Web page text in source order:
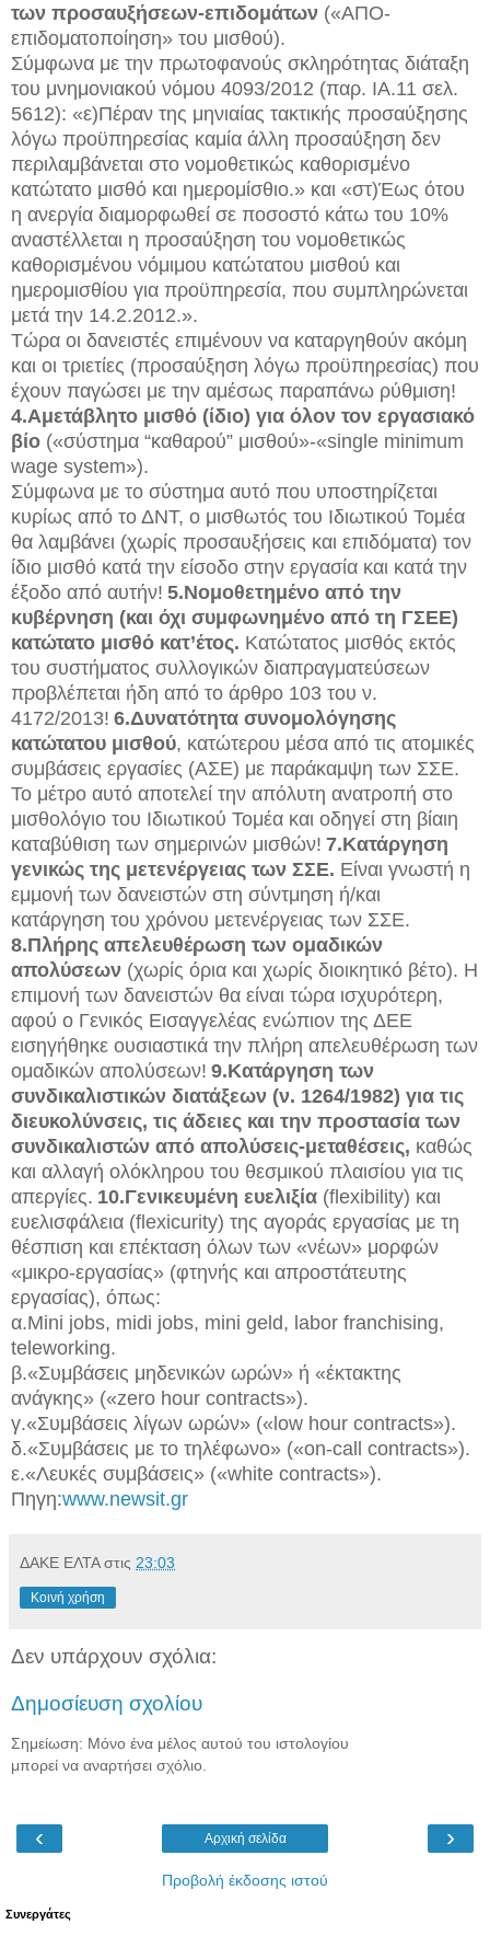
των προσαυξήσεων-επιδομάτων («ΑΠΟ-
επιδοματοποίηση» του μισθού).
Σύμφωνα με την πρωτοφανούς σκληρότητας διάταξη
του μνημονιακού νόμου 4093/2012 (παρ. ΙΑ.11 σελ.
5612): «ε)Πέραν της μηνιαίας τακτικής προσαύξησης
λόγω προϋπηρεσίας καμία άλλη προσαύξηση δεν
περιλαμβάνεται στο νομοθετικώς καθορισμένο
κατώτατο μισθό και ημερομίσθιο.» και «στ)Έως ότου
η ανεργία διαμορφωθεί σε ποσοστό κάτω του 10%
αναστέλλεται η προσαύξηση του νομοθετικώς
καθορισμένου νόμιμου κατώτατου μισθού και
ημερομισθίου για προϋπηρεσία, που συμπληρώνεται
μετά την 14.2.2012.».
Τώρα οι δανειστές επιμένουν να καταργηθούν ακόμη
και οι τριετίες (προσαύξηση λόγω προϋπηρεσίας) που
έχουν παγώσει με την αμέσως παραπάνω ρύθμιση!
4.Αμετάβλητο μισθό (ίδιο) για όλον τον εργασιακό
βίο («σύστημα “καθαρού” μισθού»-«single minimum
wage system»).
Σύμφωνα με το σύστημα αυτό που υποστηρίζεται
κυρίως από το ΔΝΤ, ο μισθωτός του Ιδιωτικού Τομέα
θα λαμβάνει (χωρίς προσαυξήσεις και επιδόματα) τον
ίδιο μισθό κατά την είσοδο στην εργασία και κατά την
έξοδο από αυτήν! 5.Νομοθετημένο από την
κυβέρνηση (και όχι συμφωνημένο από τη ΓΣΕΕ)
κατώτατο μισθό κατ’έτος. Κατώτατος μισθός εκτός
του συστήματος συλλογικών διαπραγματεύσεων
προβλέπεται ήδη από το άρθρο 103 του ν.
4172/2013! 6.Δυνατότητα συνομολόγησης
κατώτατου μισθού, κατώτερου μέσα από τις ατομικές
συμβάσεις εργασίες (ΑΣΕ) με παράκαμψη των ΣΣΕ.
Το μέτρο αυτό αποτελεί την απόλυτη ανατροπή στο
μισθολόγιο του Ιδιωτικού Τομέα και οδηγεί στη βίαιη
καταβύθιση των σημερινών μισθών! 7.Κατάργηση
γενικώς της μετενέργειας των ΣΣΕ. Είναι γνωστή η
εμμονή των δανειστών στη σύντμηση ή/και
κατάργηση του χρόνου μετενέργειας των ΣΣΕ.
8.Πλήρης απελευθέρωση των ομαδικών
απολύσεων (χωρίς όρια και χωρίς διοικητικό βέτο). Η
επιμονή των δανειστών θα είναι τώρα ισχυρότερη,
αφού ο Γενικός Εισαγγελέας ενώπιον της ΔΕΕ
εισηγήθηκε ουσιαστικά την πλήρη απελευθέρωση των
ομαδικών απολύσεων! 9.Κατάργηση των
συνδικαλιστικών διατάξεων (ν. 1264/1982) για τις
διευκολύνσεις, τις άδειες και την προστασία των
συνδικαλιστών από απολύσεις-μεταθέσεις, καθώς
και αλλαγή ολόκληρου του θεσμικού πλαισίου για τις
απεργίες. 10.Γενικευμένη ευελιξία (flexibility) και
ευελισφάλεια (flexicurity) της αγοράς εργασίας με τη
θέσπιση και επέκταση όλων των «νέων» μορφών
«μικρο-εργασίας» (φτηνής και απροστάτευτης
εργασίας), όπως:
α.Mini jobs, midi jobs, mini geld, labor franchising,
teleworking.
β.«Συμβάσεις μηδενικών ωρών» ή «έκτακτης
ανάγκης» («zero hour contracts»).
γ.«Συμβάσεις λίγων ωρών» («low hour contracts»).
δ.«Συμβάσεις με το τηλέφωνο» («on-call contracts»).
ε.«Λευκές συμβάσεις» («white contracts»).
Πηγη:www.newsit.gr
ΔΑΚΕ ΕΛΤΑ στις 23:03
Κοινή χρήση
Δεν υπάρχουν σχόλια:
Δημοσίευση σχολίου
Σημείωση: Μόνο ένα μέλος αυτού του ιστολογίου
μπορεί να αναρτήσει σχόλιο.
‹ ›
Αρχική σελίδα
Προβολή έκδοσης ιστού
Συνεργάτες